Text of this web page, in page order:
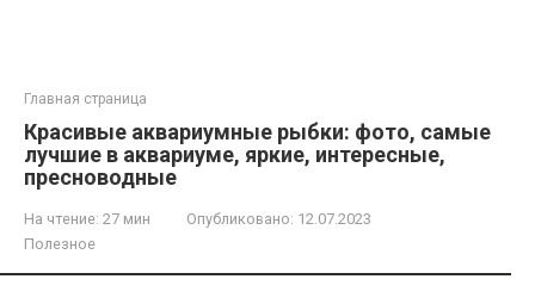
Главная страница
Красивые аквариумные рыбки: фото, самые
лучшие в аквариуме, яркие, интересные,
пресноводные
На чтение: 27 мин Опубликовано: 12.07.2023
Полезное